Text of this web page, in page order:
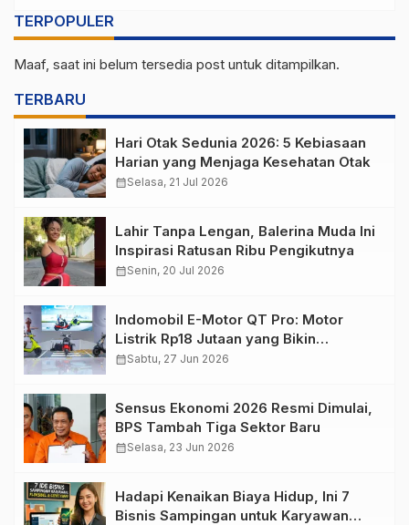
TERPOPULER
Maaf, saat ini belum tersedia post untuk ditampilkan.
TERBARU
Hari Otak Sedunia 2026: 5 Kebiasaan
Harian yang Menjaga Kesehatan Otak
calendar_monthSelasa, 21 Jul 2026
Lahir Tanpa Lengan, Balerina Muda Ini
Inspirasi Ratusan Ribu Pengikutnya
calendar_monthSenin, 20 Jul 2026
Indomobil E-Motor QT Pro: Motor
Listrik Rp18 Jutaan yang Bikin
Penasaran
calendar_monthSabtu, 27 Jun 2026
Sensus Ekonomi 2026 Resmi Dimulai,
BPS Tambah Tiga Sektor Baru
calendar_monthSelasa, 23 Jun 2026
Hadapi Kenaikan Biaya Hidup, Ini 7
Bisnis Sampingan untuk Karyawan